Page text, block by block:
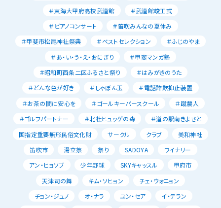
＃東海大甲府高校武道館
＃武道館竣工式
＃ピアノコンサート
＃笛吹みんなの夏休み
＃甲斐市松尾神社祭典
＃ベストセレクション
＃ふじのやま
＃あ・い・う・え・おにぎり
＃甲斐マンガ塾
＃昭和町西条二区ふるさと祭り
＃はみがきのうた
＃どんな色が好き
＃しゃぼん玉
＃電話詐欺抑止装置
＃お茶の間に安心を
＃ゴールキーパースクール
＃蹴農人
＃ゴルフパートナー
＃北杜ヒュッゲの森
＃道の駅南きよさと
国指定重要無形民俗文化財
サークル クラブ
美和神社
笛吹市
湯立祭 祭り SADOYA
ワイナリー
アン・ヒョソブ
少年野球 SKYキャッスル
甲府市
天津司の舞
キム・ソヒョン
チェ・ウォニョン
チョン・ジュノ
オ・ナラ ユン・セア
イ・テラン